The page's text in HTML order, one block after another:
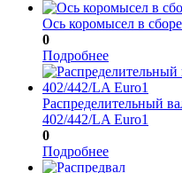
Ось коромысел в
0
Подробнее
Распределительный
402/442/LA Euro1
0
Подробнее